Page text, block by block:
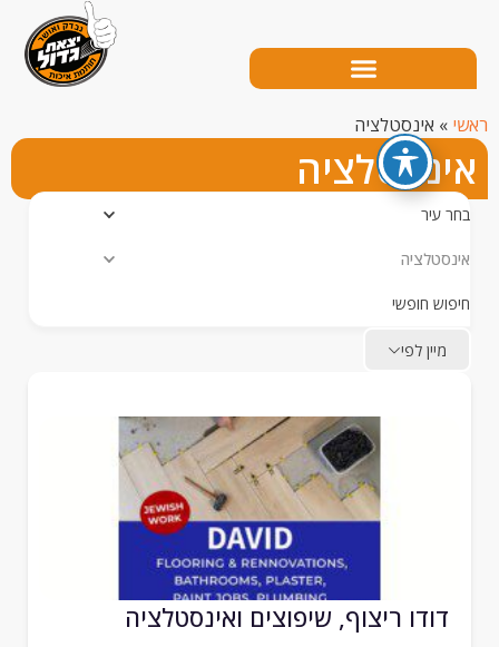
אינסטלציה
חופשי
ריצוף, שיפוצים ואינסטלציה